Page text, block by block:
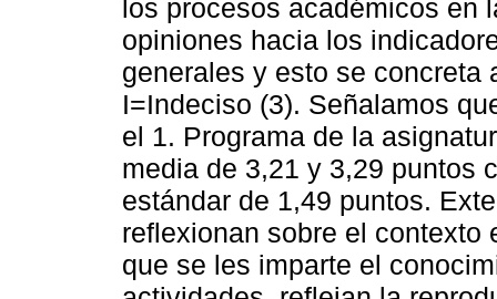
los procesos académicos en
opiniones hacia los
generales y esto se concreta
I=Indeciso (3). Señalamos
el 1. Programa de la
media de 3,21 y 3,29 puntos
estándar de 1,49 puntos.
reflexionan sobre el contexto
que se les imparte el